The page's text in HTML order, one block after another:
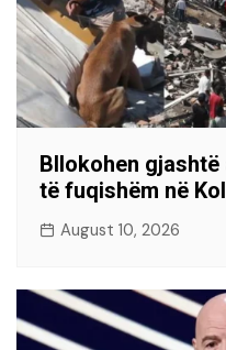
Bllokohen
të fuqishëm në
August 10, 2026